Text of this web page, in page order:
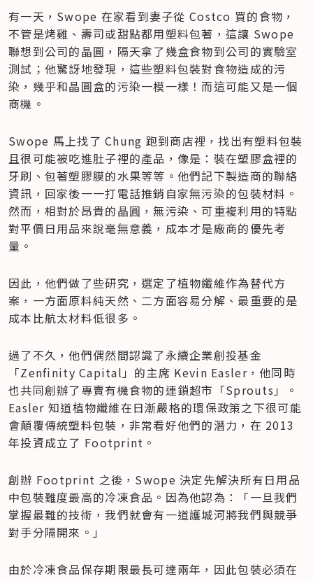
有一天，Swope 在家看到妻子從 Costco 買的食物，
不管是烤雞、壽司或甜點都用塑料包著，這讓 Swope
聯想到公司的晶圓，隔天拿了幾盒食物到公司的實驗室
測試；他驚訝地發現，這些塑料包裝對食物造成的污
染，幾乎和晶圓盒的污染一模一樣！而這可能又是一個
商機。
Swope 馬上找了 Chung 跑到商店裡，找出有塑料包裝
且很可能被吃進肚子裡的產品，像是：裝在塑膠盒裡的
牙刷、包著塑膠膜的水果等等。他們記下製造商的聯絡
資訊，回家後一一打電話推銷自家無污染的包裝材料。
然而，相對於昂貴的晶圓，無污染、可重複利用的特點
對平價日用品來說毫無意義，成本才是廠商的優先考
量。
因此，他們做了些研究，選定了植物纖維作為替代方
案，一方面原料純天然、二方面容易分解、最重要的是
成本比航太材料低很多。
過了不久，他們偶然間認識了永續企業創投基金
「Zenfinity Capital」的主席 Kevin Easler，他同時
也共同創辦了專賣有機食物的連鎖超市「Sprouts」。
Easler 知道植物纖維在日漸嚴格的環保政策之下很可能
會顛覆傳統塑料包裝，非常看好他們的潛力，在 2013
年投資成立了 Footprint。
創辦 Footprint 之後，Swope 決定先解決所有日用品
中包裝難度最高的冷凍食品。因為他認為：「一旦我們
掌握最難的技術，我們就會有一道護城河將我們與競爭
對手分隔開來。」
由於冷凍食品保存期限最長可達兩年，因此包裝必須在